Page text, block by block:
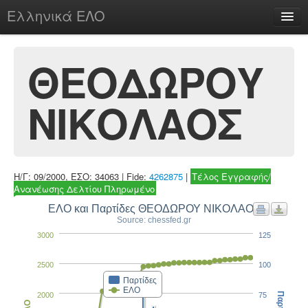
Ελληνικά ΕΛΟ
chesstu.be @ discord
Login
ΘΕΟΔΩΡΟΥ
ΝΙΚΟΛΑΟΣ
Η/Γ: 09/2000, ΕΣΟ: 34063 | Fide: 4262875 | Τέλος Εγγραφής/
Ανανέωσης Δελτίου Πληρωμένο
ΕΛΟ και Παρτίδες ΘΕΟΔΩΡΟΥ ΝΙΚΟΛΑΟΣ
Source: chessfed.gr
Παρτίδες
ΕΛΟ
2000
2500
3000
75
100
125